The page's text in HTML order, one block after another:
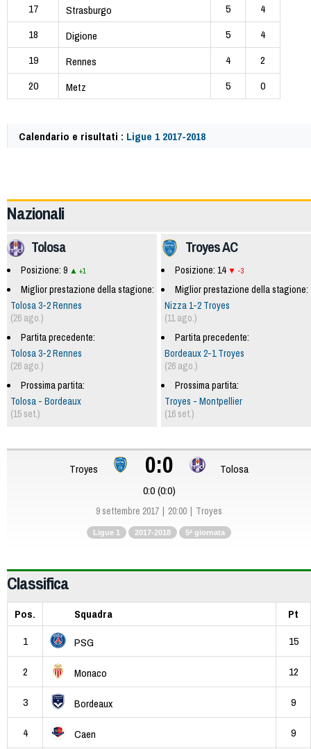
17
Strasburgo 5
4
18
Digione 5
4
19
Rennes 4
2
20
Metz 5 0
Calendario e risultati : Ligue 1 2017-2018
Nazionali
Troyes AC
Posizione: 14 -3
Miglior prestazione della stagione:
Nizza 1-2 Troyes
(11 ago.)
Partita precedente:
Bordeaux 2-1 Troyes
(26 ago.)
Prossima partita:
Troyes - Montpellier
(16 set.)
Tolosa
Posizione: 9 +1
Miglior prestazione della stagione:
Tolosa 3-2 Rennes
(26 ago.)
Partita precedente:
Tolosa 3-2 Rennes
(26 ago.)
Prossima partita:
Tolosa - Bordeaux
(15 set.)
Troyes 0:0
Tolosa
0:0 (0:0)
9 settembre 2017 20:00 Troyes
Ligue 1 2017-2018 5ª giornata
Classifica
Pos. Squadra
Pt
1
PSG 15
2 Monaco 12
3 Bordeaux 9
4 Caen 9